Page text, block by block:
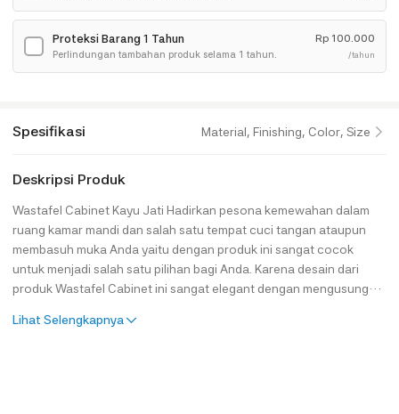
Proteksi Barang 1 Tahun
Perlindungan tambahan produk selama 1 tahun.
Rp 100.000
/tahun
Spesifikasi Material, Finishing, Color, Size
Deskripsi Produk
Wastafel Cabinet Kayu Jati Hadirkan pesona kemewahan dalam
ruang kamar mandi dan salah satu tempat cuci tangan ataupun
membasuh muka Anda yaitu dengan produk ini sangat cocok
untuk menjadi salah satu pilihan bagi Anda. Karena desain dari
produk Wastafel Cabinet ini sangat elegant dengan mengusung
Serta memiliki visual yang menawan berkat lapisan warna cat
Lihat Selengkapnya